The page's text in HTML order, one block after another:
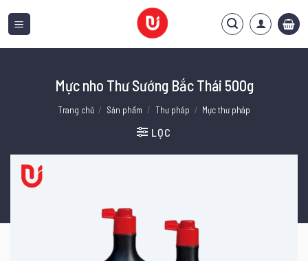
qua
Mực nho Thư Sướng Bắc Thái 500g
Trang chủ / Sản phẩm / Thư pháp / Mực thư pháp
LỌC